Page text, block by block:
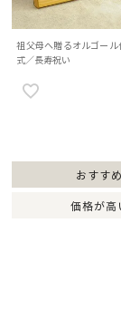
祖父母へ贈るオルゴー
式／長寿祝い
おすす
価格が高